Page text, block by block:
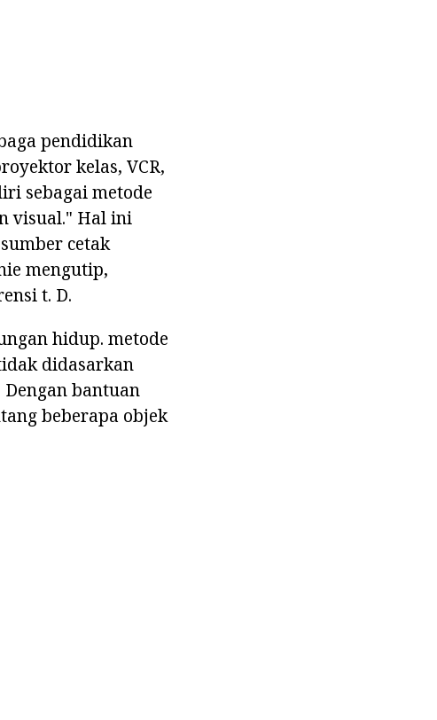
pendidikan
kelas, VCR,
sebagai metode
visual." Hal ini
cetak
mengutip,
t. D.
hidup. metode
didasarkan
bantuan
beberapa objek